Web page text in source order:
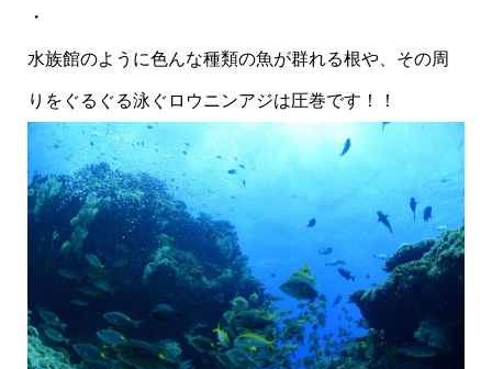
・
水族館のように色んな種類の魚が群れる根や、その周
りをぐるぐる泳ぐロウニンアジは圧巻です！！